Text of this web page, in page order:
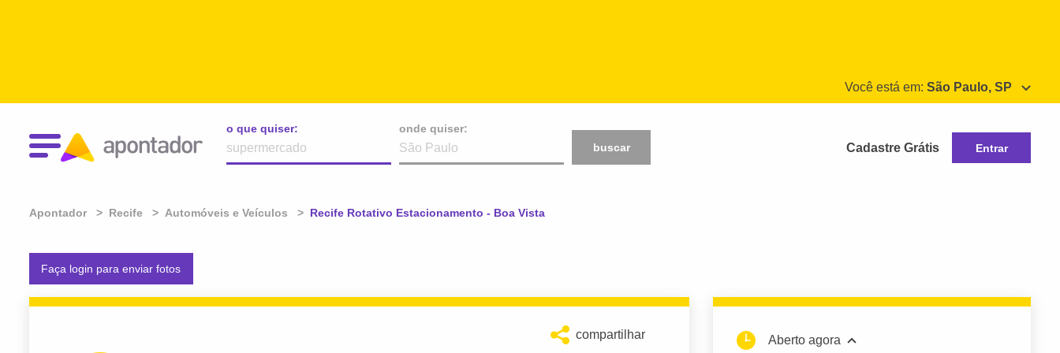
Você está em: São Paulo, SP
o que quiser:
onde quiser:
buscar
Cadastre Grátis Entrar
Apontador Recife Automóveis e Veículos Atual:
Recife Rotativo Estacionamento - Boa Vista
Faça login para enviar fotos
compartilhar Aberto agora